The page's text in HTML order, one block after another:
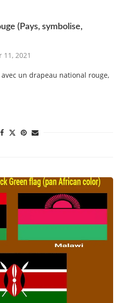
(Pays, symbolise,
11, 2021
un drapeau national rouge,